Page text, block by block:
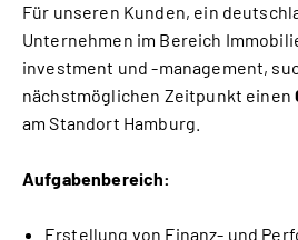
Für unseren Kunden, ein
Unternehmen im Bereich
investment und -management,
nächstmöglichen Zeitpunkt einen
am Standort Hamburg.
Aufgabenbereich:
Erstellung von Finanz- und